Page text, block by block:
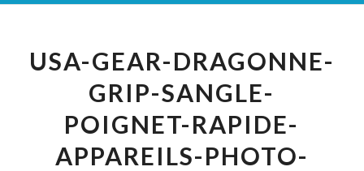
USA-GEAR-DRAGONNE-
GRIP-SANGLE-
POIGNET-RAPIDE-
APPAREILS-PHOTO-